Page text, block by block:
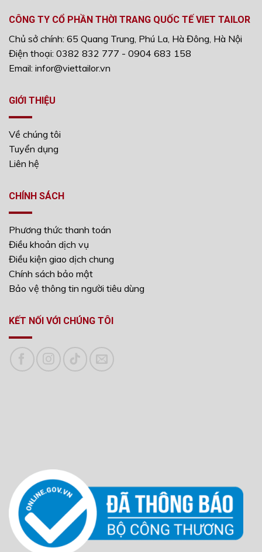
CÔNG TY CỔ PHẦN THỜI TRANG QUỐC TẾ VIET TAILOR
Chủ sở chính: 65 Quang Trung, Phú La, Hà Đông, Hà Nội
Điện thoại: 0382 832 777 - 0904 683 158
Email: infor@viettailor.vn
GIỚI THIỆU
Về chúng tôi
Tuyển dụng
Liên hệ
CHÍNH SÁCH
Phương thức thanh toán
Điều khoản dịch vụ
Điều kiện giao dịch chung
Chính sách bảo mật
Bảo vệ thông tin người tiêu dùng
KẾT NỐI VỚI CHÚNG TÔI